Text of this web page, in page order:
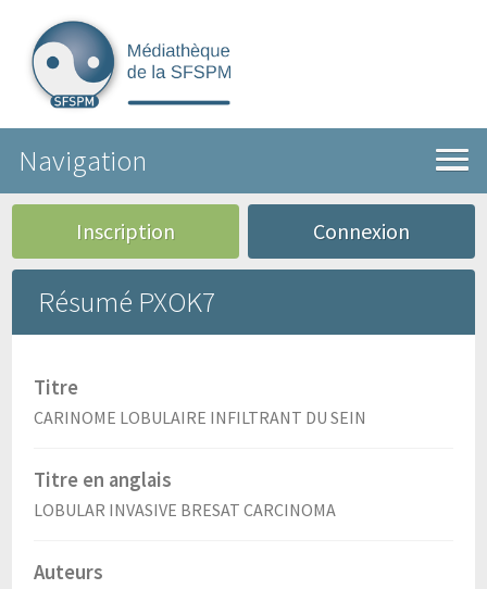
Navigation
Inscription Connexion
Résumé PXOK7
Titre
CARINOME LOBULAIRE INFILTRANT DU SEIN
Titre en anglais
LOBULAR INVASIVE BRESAT CARCINOMA
Auteurs